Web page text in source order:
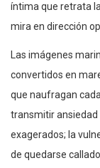
íntima que retrata
mira en dirección
Las imágenes
convertidos en
que naufragan
transmitir
exagerados; la
de quedarse